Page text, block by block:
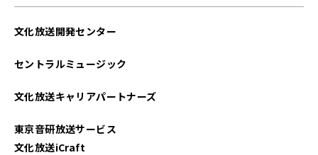
2025年06月
文化放送開発センター
セントラルミュージック
文化放送キャリアパートナーズ
東京音研放送サービス
文化放送iCraft